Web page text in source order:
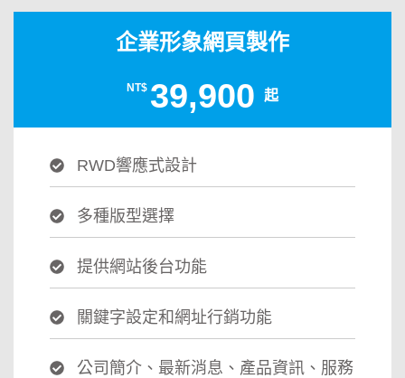
企業形象網頁製作
NT$ 39,900 起
RWD響應式設計
多種版型選擇
提供網站後台功能
關鍵字設定和網址行銷功能
公司簡介、最新消息、產品資訊、服務